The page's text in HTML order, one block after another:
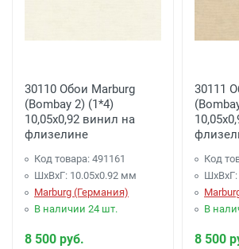
30110 Обои Marburg
(Bombay 2) (1*4)
10,05x0,92 винил на
флизелине
Код товара: 491161
ШхВхГ: 10.05х0.92 мм
Marburg (Германия)
В наличии 24 шт.
8 500 руб.
30111
Код
ШхВхГ:
В
8 500